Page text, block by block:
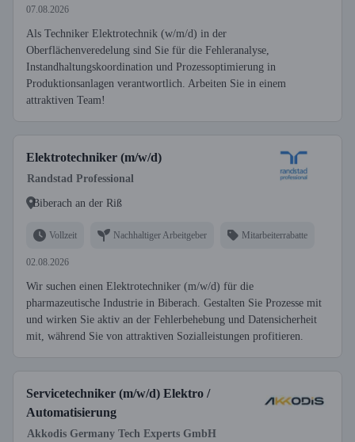
07.08.2026
Als Techniker Elektrotechnik (w/m/d) in der
Oberflächenveredelung sind Sie für die Fehleranalyse,
Instandhaltungskoordination und Prozessoptimierung in
Produktionsanlagen verantwortlich. Arbeiten Sie in einem
attraktiven Team!
Elektrotechniker (m/w/d)
Randstad Professional
Biberach an der Riß
Vollzeit Nachhaltiger Arbeitgeber Mitarbeiterrabatte
02.08.2026
Wir suchen einen Elektrotechniker (m/w/d) für die
pharmazeutische Industrie in Biberach. Gestalten Sie Prozesse mit
und wirken Sie aktiv an der Fehlerbehebung und Datensicherheit
mit, während Sie von attraktiven Sozialleistungen profitieren.
Servicetechniker (m/w/d) Elektro /
Automatisierung
Akkodis Germany Tech Experts GmbH